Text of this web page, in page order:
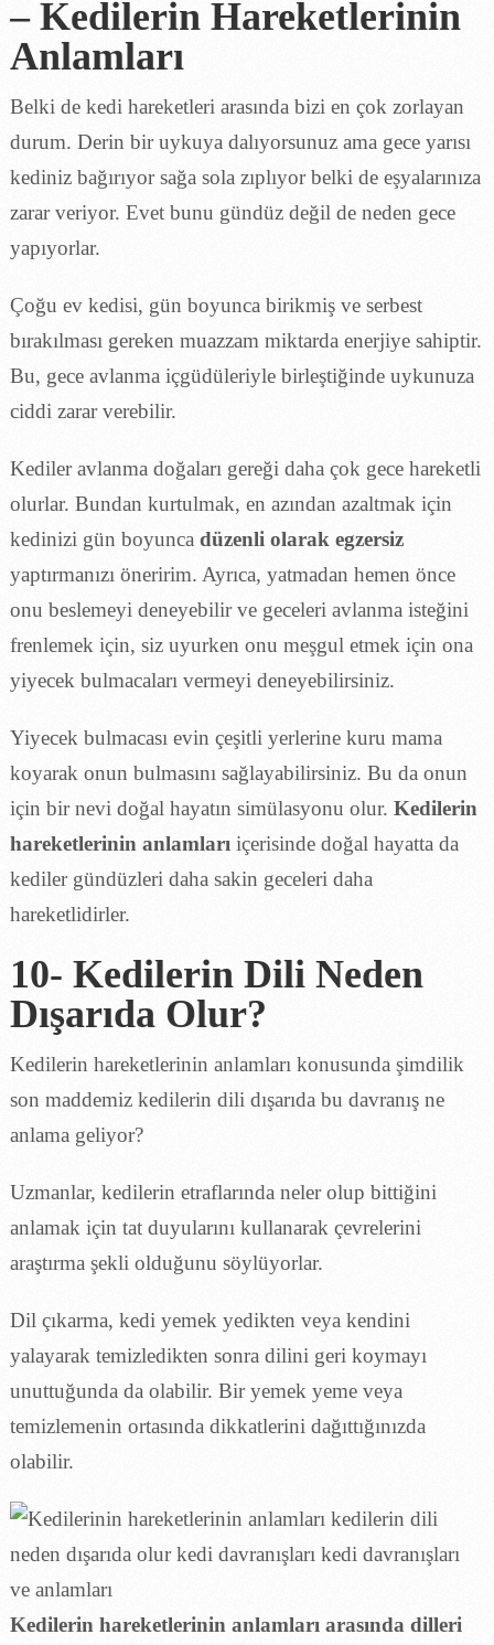
– Kedilerin Hareketlerinin
Anlamları
Belki de kedi hareketleri arasında bizi en çok zorlayan
durum. Derin bir uykuya dalıyorsunuz ama gece yarısı
kediniz bağırıyor sağa sola zıplıyor belki de eşyalarınıza
zarar veriyor. Evet bunu gündüz değil de neden gece
yapıyorlar.
Çoğu ev kedisi, gün boyunca birikmiş ve serbest
bırakılması gereken muazzam miktarda enerjiye sahiptir.
Bu, gece avlanma içgüdüleriyle birleştiğinde uykunuza
ciddi zarar verebilir.
Kediler avlanma doğaları gereği daha çok gece hareketli
olurlar. Bundan kurtulmak, en azından azaltmak için
kedinizi gün boyunca düzenli olarak egzersiz
yaptırmanızı öneririm. Ayrıca, yatmadan hemen önce
onu beslemeyi deneyebilir ve geceleri avlanma isteğini
frenlemek için, siz uyurken onu meşgul etmek için ona
yiyecek bulmacaları vermeyi deneyebilirsiniz.
Yiyecek bulmacası evin çeşitli yerlerine kuru mama
koyarak onun bulmasını sağlayabilirsiniz. Bu da onun
için bir nevi doğal hayatın simülasyonu olur. Kedilerin
hareketlerinin anlamları içerisinde doğal hayatta da
kediler gündüzleri daha sakin geceleri daha
hareketlidirler.
10- Kedilerin Dili Neden
Dışarıda Olur?
Kedilerin hareketlerinin anlamları konusunda şimdilik
son maddemiz kedilerin dili dışarıda bu davranış ne
anlama geliyor?
Uzmanlar, kedilerin etraflarında neler olup bittiğini
anlamak için tat duyularını kullanarak çevrelerini
araştırma şekli olduğunu söylüyorlar.
Dil çıkarma, kedi yemek yedikten veya kendini
yalayarak temizledikten sonra dilini geri koymayı
unuttuğunda da olabilir. Bir yemek yeme veya
temizlemenin ortasında dikkatlerini dağıttığınızda
olabilir.
Kedilerin hareketlerinin anlamları arasında dilleri